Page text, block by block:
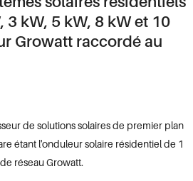
3 kW, 5 kW, 8 kW et 10
Growatt raccordé au
de solutions solaires de premier plan
étant l'onduleur solaire résidentiel de 1
réseau Growatt.